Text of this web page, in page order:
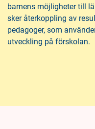
barnens möjligheter till
sker återkoppling av
pedagoger, som
utveckling på förskolan.